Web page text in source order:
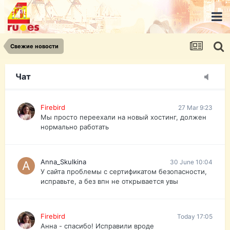
Свежие новости
Чат
urist.dokument@gmail.com
https://pasport-ua.com/
Телеграмм @uristpassua
Firebird
Друзья - из России без VPN сайт и форум
Firebird 27 Mar 9:23
Мы просто переехали на новый хостинг, должен
нормально работать
Anna_Skulkina 30 June 10:04
У сайта проблемы с сертификатом безопасности,
исправьте, а без впн не открывается увы
Firebird Today 17:05
Анна - спасибо! Исправили вроде